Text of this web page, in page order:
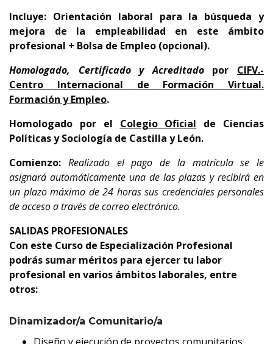
Incluye: Orientación laboral para la búsqueda y
mejora de la empleabilidad en este ámbito
profesional + Bolsa de Empleo (opcional).
Homologado, Certificado y Acreditadopor
CIFV.-
Centro Internacional de Formación Virtual.
Formación y Empleo.
Homologado por el
Colegio Oficial de Ciencias
Políticas y Sociología de Castilla y León.
Comienzo: Realizado el pago de la matrícula se le
asignará automáticamente una de las plazas y recibirá en
un plazo máximo de 24 horas sus credenciales personales
de acceso a través de correo electrónico.
SALIDAS PROFESIONALES
Con este Curso de Especialización Profesional
podrás sumar méritos para ejercer tu labor
profesional en varios ámbitos laborales, entre
otros:
Dinamizador/a Comunitario/a